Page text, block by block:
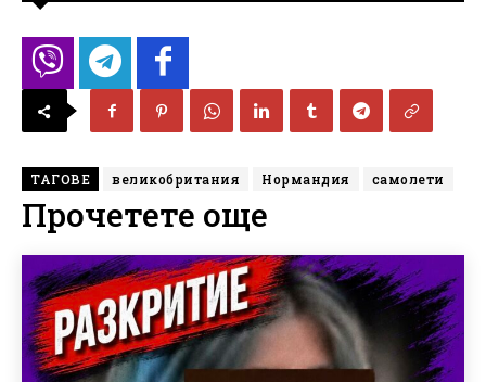
ТАГОВЕ великобритания Нормандия самолети
Прочетете още